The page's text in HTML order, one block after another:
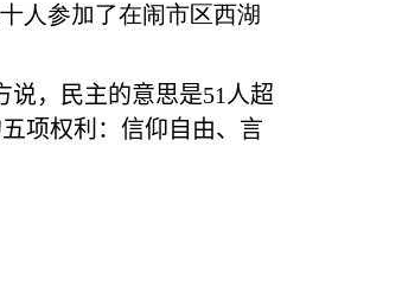
人参加了在闹市区西湖
说，民主的意思是51 人超
项权利：信仰自由、言